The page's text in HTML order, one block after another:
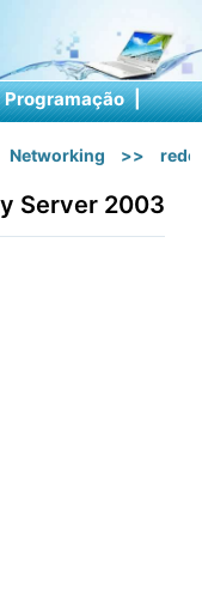
Programação |
Networking >> rede
Server 2003